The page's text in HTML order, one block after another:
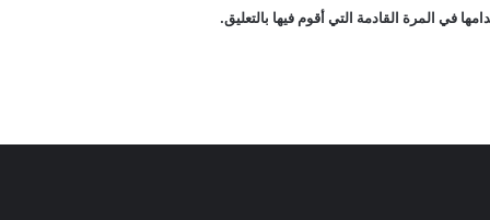
باكستان: لا نريد حربًا مع أفغانستان
في المرة القادمة التي أقوم فيها بالتعليق.